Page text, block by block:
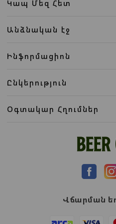
Կապ Մեզ Հետ
Անձնական էջ
Ինֆորմացիոն
Ընկերություն
Օգտակար Հղումներ
Վճարման